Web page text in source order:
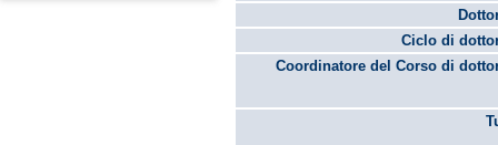
Ciclo di
Coordinatore del Corso di